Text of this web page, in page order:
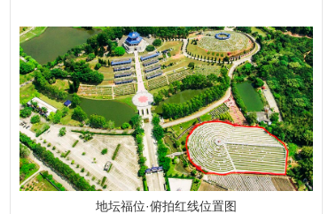
地坛福位·俯拍红线位置图